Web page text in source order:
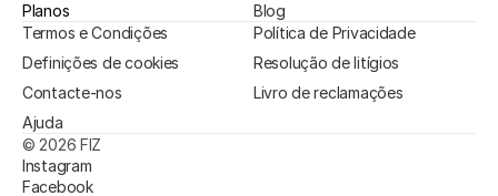
Planos
Blog
Termos e Condições
Política de Privacidade
Definições de cookies
Resolução de litígios
Contacte-nos
Livro de reclamações
Ajuda
© 2026 FIZ
Instagram
Facebook